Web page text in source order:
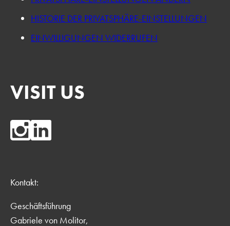
HISTORIE DER PRIVATSPHÄRE-EINSTELLUNGEN
EINWILLIGUNGEN WIDERRUFEN
VISIT US
Kontakt:
Geschäftsführung
Gabriele von Molitor,